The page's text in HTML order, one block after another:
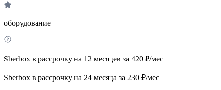
оборудование
Sberbox в рассрочку на 12 месяцев за 420 ₽/мес
Sberbox в рассрочку на 24 месяца за 230 ₽/мес